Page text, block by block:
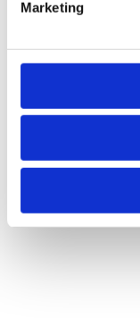
Marketing
Indice